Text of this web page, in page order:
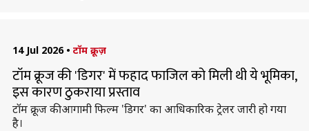
14 Jul 2026 • टॉम क्रूज़
टॉम क्रूज की 'डिगर' में फहाद फाजिल को मिली थी ये भूमिका,
इस कारण ठुकराया प्रस्ताव
टॉम क्रूज की आगामी फिल्म 'डिगर' का आधिकारिक ट्रेलर जारी हो गया
है।